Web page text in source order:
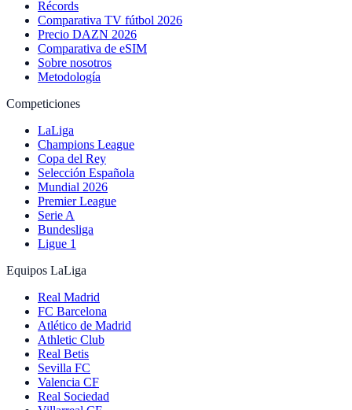
Récords
Comparativa TV fútbol 2026
Precio DAZN 2026
Comparativa de eSIM
Sobre nosotros
Metodología
Competiciones
LaLiga
Champions League
Copa del Rey
Selección Española
Mundial 2026
Premier League
Serie A
Bundesliga
Ligue 1
Equipos LaLiga
Real Madrid
FC Barcelona
Atlético de Madrid
Athletic Club
Real Betis
Sevilla FC
Valencia CF
Real Sociedad